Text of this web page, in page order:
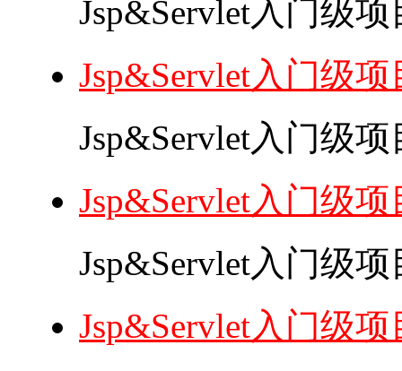
Jsp&Servlet入门级
Jsp&Servlet入门级
Jsp&Servlet入门级
Jsp&Servlet入门级
Jsp&Servlet入门级
Jsp&Servlet入门级